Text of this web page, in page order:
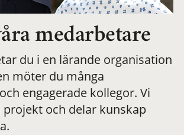
medarbetare
du i en lärande organisation
möter du många
engagerade kollegor. Vi
och delar kunskap